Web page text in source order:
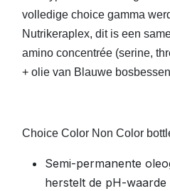
volledige choice gamma
Nutrikeraplex, dit is een
amino concentrée (serine,
+ olie van Blauwe
Choice Color Non Color
Semi-permanente
herstelt de pH-